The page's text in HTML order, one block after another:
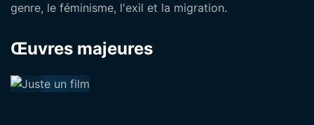
genre, le féminisme, l'exil et la migration.
Œuvres majeures